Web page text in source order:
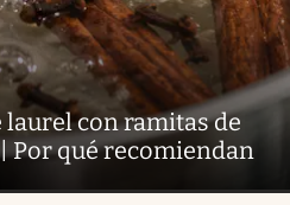
con ramitas de
Por qué recomiendan